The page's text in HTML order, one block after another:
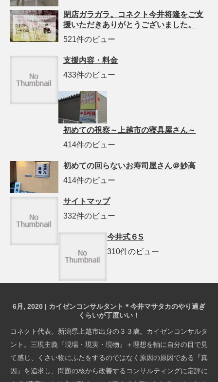
閉店ガラガラ。コネクト今井将隆をご支
援いただきありがとうございました。
521件のビュー
支援内容・料金
433件のビュー
初めての視察～上越市の寝具屋さん～
414件のビュー
初めての回らないお寿司屋さん＠妙高
414件のビュー
サイトマップ
332件のビュー
今井式６S
310件のビュー
6月, 2020 | カイゼンコンサルタント＊今井マサタカのやり過ぎ
くらいが丁度いい！
コネクト代表。新潟県上越市出身の３３歳。カイゼンコンサルタ
ント。三現主義『現場・現実・現物』＋理想を軸に自分の目で見
て感じ、くさい物にふたをするのではなく原因の原因である『真
因』を追求し、問題の核から改善するコンサルティングに定評に